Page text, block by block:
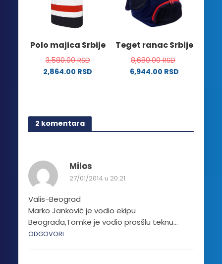
mogu
biti
izabrane
stranici
proizvoda.
izabrane
na
proizvoda.
Polo majica Srbije
3,580.00RSD
2,864.00 RSD
više
varijanti.
biti
izabrane
stranici
proizvoda.
Teget ranac Srbije
8,680.00RSD
6,944.00 RSD
2 komentara
Milos
27/01/2014 u 20:21
Valis-Beograd
Marko Janković je vodio ekipu
Beograda,Tomke je vodio prosšlu teknu…
ODGOVORI